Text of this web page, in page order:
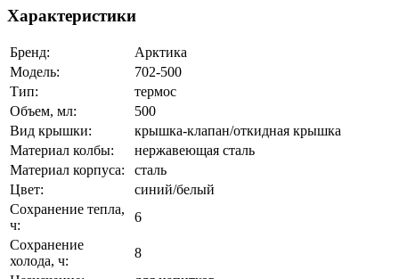
Характеристики
Бренд:
Арктика
Модель:
702-500
Тип:
термос
Объем, мл:
500
Вид крышки:
крышка-клапан/откидная крышка
Материал колбы:
нержавеющая сталь
Материал корпуса:
сталь
Цвет:
синий/белый
Сохранение тепла,
ч:
6
Сохранение
холода, ч:
8